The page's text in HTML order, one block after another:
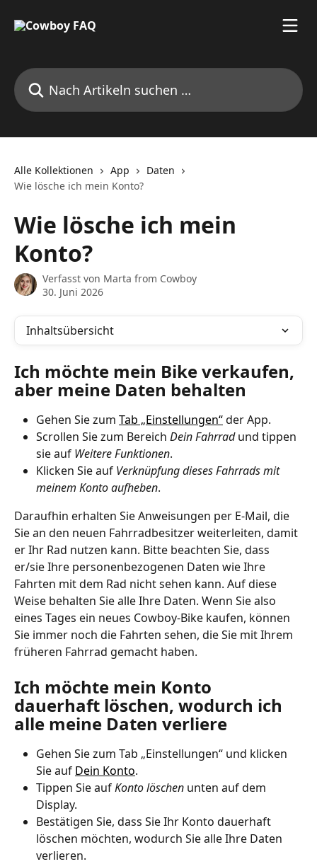
Nach Artikeln suchen …
Alle Kollektionen App
Daten
Wie lösche ich mein Konto?
Wie lösche ich mein
Konto?
Verfasst von Marta from Cowboy
30. Juni 2026
Inhaltsübersicht
Ich möchte mein Bike verkaufen,
aber meine Daten behalten
Gehen Sie zum Tab „Einstellungen“ der App.
Scrollen Sie zum Bereich Dein Fahrrad und tippen
sie auf Weitere Funktionen.
Klicken Sie auf Verknüpfung dieses Fahrrads mit
meinem Konto aufheben.
Daraufhin erhalten Sie Anweisungen per E-Mail, die
Sie an den neuen Fahrradbesitzer weiterleiten, damit
er Ihr Rad nutzen kann. Bitte beachten Sie, dass
er/sie Ihre personenbezogenen Daten wie Ihre
Fahrten mit dem Rad nicht sehen kann. Auf diese
Weise behalten Sie alle Ihre Daten. Wenn Sie also
eines Tages ein neues Cowboy-Bike kaufen, können
Sie immer noch die Fahrten sehen, die Sie mit Ihrem
früheren Fahrrad gemacht haben.
Ich möchte mein Konto
dauerhaft löschen, wodurch ich
alle meine Daten verliere
Gehen Sie zum Tab „Einstellungen“ und klicken
Sie auf Dein Konto.
Tippen Sie auf Konto löschen unten auf dem
Display.
Bestätigen Sie, dass Sie Ihr Konto dauerhaft
löschen möchten, wodurch Sie alle Ihre Daten
verlieren.